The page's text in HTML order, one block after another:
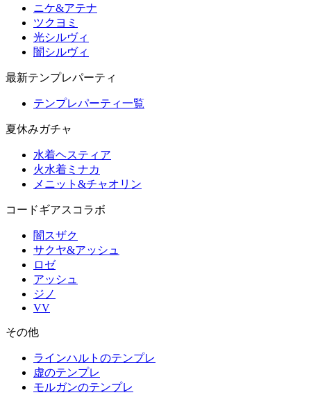
ニケ&アテナ
ツクヨミ
光シルヴィ
闇シルヴィ
最新テンプレパーティ
テンプレパーティ一覧
夏休みガチャ
水着ヘスティア
火水着ミナカ
メニット&チャオリン
コードギアスコラボ
闇スザク
サクヤ&アッシュ
ロゼ
アッシュ
ジノ
VV
その他
ラインハルトのテンプレ
虚のテンプレ
モルガンのテンプレ